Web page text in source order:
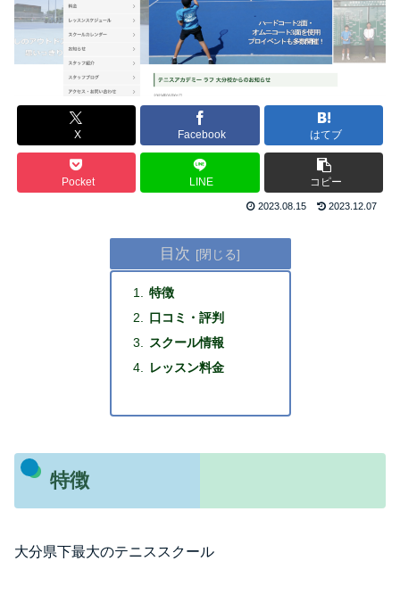
X Facebook はてブ
Pocket LINE コピー
2023.08.15 2023.12.07
目次
特徴
口コミ・評判
スクール情報
レッスン料金
特徴
大分県下最大のテニススクール